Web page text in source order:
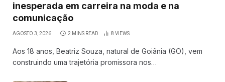
inesperada em carreira na moda e na
comunicação
AGOSTO 3, 2026 2 MINS READ 8 VIEWS
Aos 18 anos, Beatriz Souza, natural de Goiânia (GO), vem
construindo uma trajetória promissora nos…